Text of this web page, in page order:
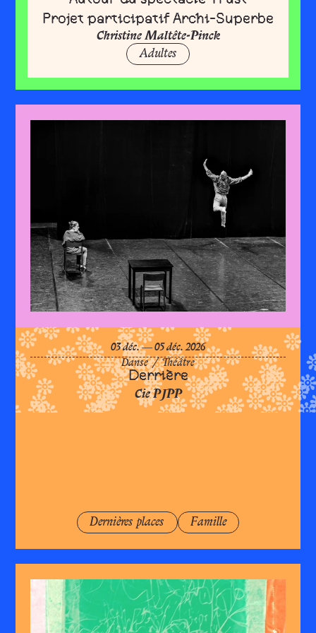
Projet participatif Archi-Superbe
Christine Maltête-Pinck
Adultes
Derrière
Cie PJPP
du
03décembre
déc. ― au
05 décembre
déc. 2026
Danse / Théâtre
Dernières places Famille